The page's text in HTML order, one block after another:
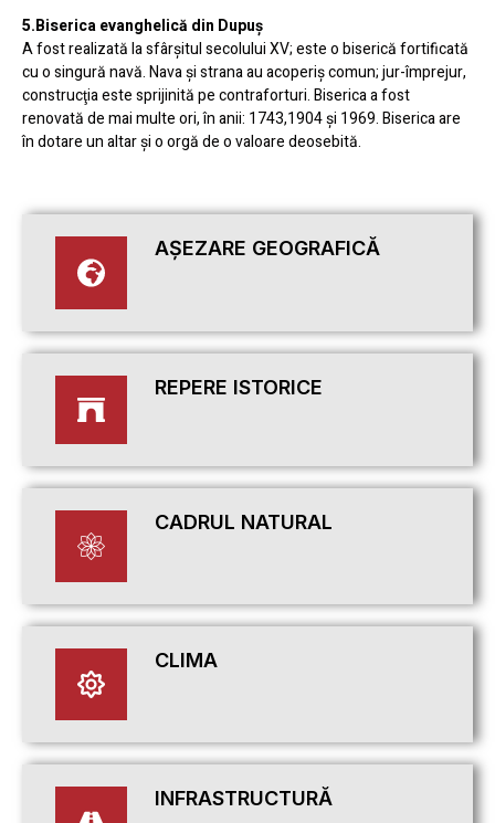
AȘEZARE GEOGRAFICĂ
REPERE ISTORICE
CADRUL NATURAL
CLIMA
INFRASTRUCTURĂ
5.Biserica evanghelică din Dupuş
A fost realizată la sfârşitul secolului XV; este o biserică fortificată
cu o singură navă. Nava şi strana au acoperiş comun; jur-împrejur,
construcţia este sprijinită pe contraforturi. Biserica a fost
renovată de mai multe ori, în anii: 1743,1904 şi 1969. Biserica are
în dotare un altar şi o orgă de o valoare deosebită.